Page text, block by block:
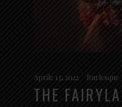
Aprile 13, 2022 Burlesque
THE